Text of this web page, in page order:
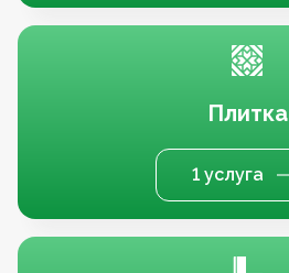
Плитка
1 услуга